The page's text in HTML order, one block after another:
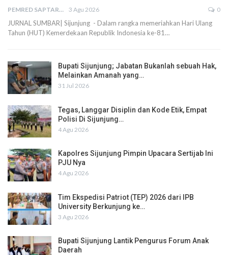
PEMRED SAPTARIUS 3 Agu 2026 0
JURNAL SUMBAR| Sijunjung - Dalam rangka memeriahkan Hari Ulang
Tahun (HUT) Kemerdekaan Republik Indonesia ke-81…
Bupati Sijunjung; Jabatan Bukanlah sebuah Hak,
Melainkan Amanah yang…
31 Jul 2026
Tegas, Langgar Disiplin dan Kode Etik, Empat
Polisi Di Sijunjung…
4 Agu 2026
Kapolres Sijunjung Pimpin Upacara Sertijab Ini
PJU Nya
4 Agu 2026
Tim Ekspedisi Patriot (TEP) 2026 dari IPB
University Berkunjung ke…
3 Agu 2026
Bupati Sijunjung Lantik Pengurus Forum Anak
Daerah